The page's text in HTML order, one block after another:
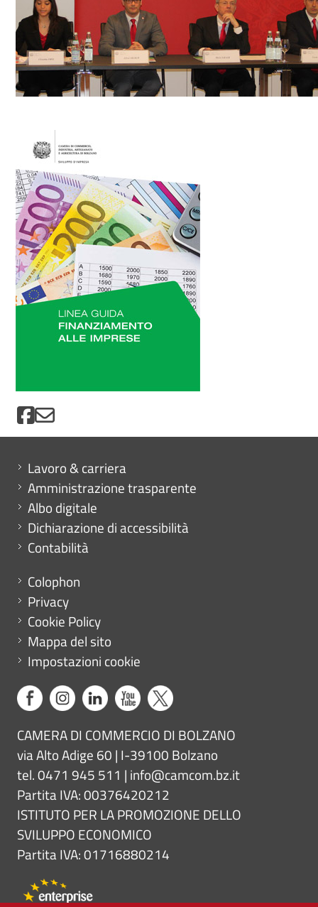
Mini menu di servizio
Lavoro & carriera
Amministrazione trasparente
Albo digitale
Dichiarazione di accessibilità
Contabilità
Menu footer
Colophon
Privacy
Cookie Policy
Mappa del sito
Impostazioni cookie
CAMERA DI COMMERCIO DI BOLZANO
via Alto Adige 60 | I-39100 Bolzano
tel. 0471 945 511 | info@camcom.bz.it
Partita IVA: 00376420212
ISTITUTO PER LA PROMOZIONE DELLO
SVILUPPO ECONOMICO
Partita IVA: 01716880214